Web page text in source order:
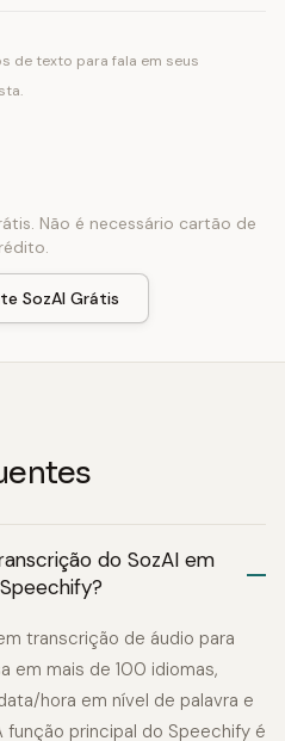
de texto para fala em seus
Não é necessário cartão de
SozAI Grátis
do SozAI em
transcrição de áudio para
em mais de 100 idiomas,
hora em nível de palavra e
função principal do Speechify é